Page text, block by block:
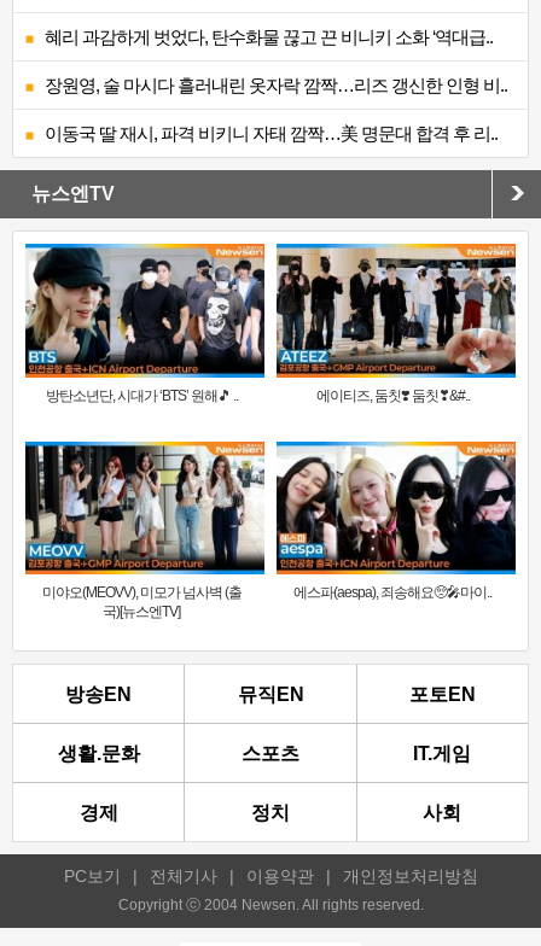
혜리 과감하게 벗었다, 탄수화물 끊고 끈 비니키 소화 ‘역대급..
장원영, 술 마시다 흘러내린 옷자락 깜짝…리즈 갱신한 인형 비..
이동국 딸 재시, 파격 비키니 자태 깜짝…美 명문대 합격 후 리..
뉴스엔TV
방탄소년단, 시대가 ‘BTS’ 원해🎵 .. 에이티즈, 둠칫❣️ 둠칫❣&#..
미야오(MEOVV), 미모가 넘사벽 (출
국)[뉴스엔TV]
에스파(aespa), 죄송해요🥺🎤마이..
방송EN 뮤직EN 포토EN
생활.문화 스포츠 IT.게임
경제 정치 사회
PC보기 | 전체기사 | 이용약관 | 개인정보처리방침
Copyright ⓒ 2004 Newsen. All rights reserved.